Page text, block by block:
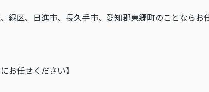
緑区、日進市、長久手市、愛知郡東郷町のことならお
任せください】